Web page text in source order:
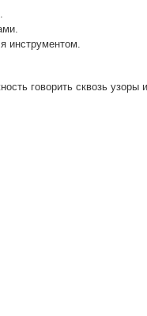
инструментом.
говорить сквозь узоры